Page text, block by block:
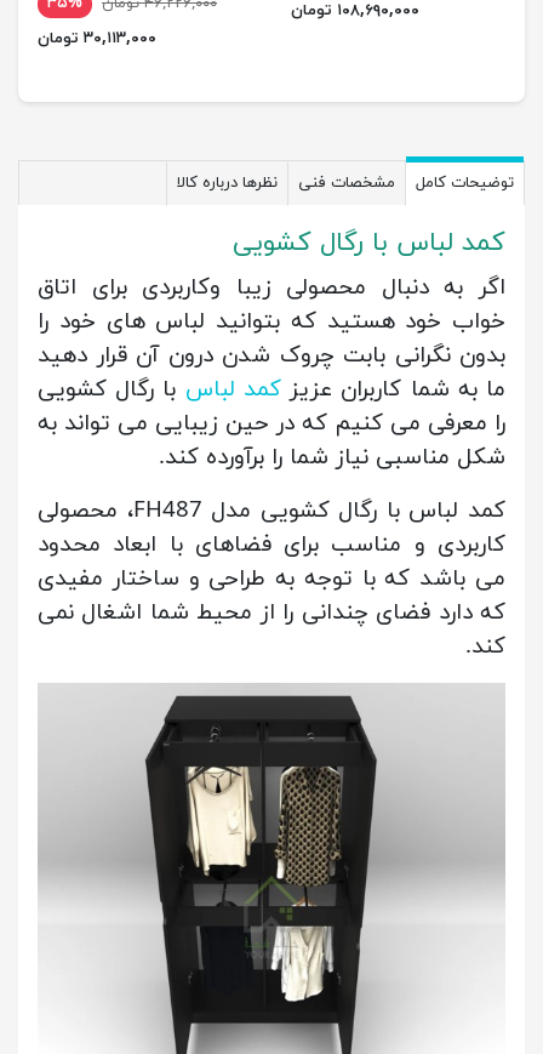
۱۰۸,۶۹۰,۰۰۰ تومان
۳۰,۱۱۳,۰۰۰ تومان
توضیحات کامل مشخصات فنی نظرها درباره کالا
کمد لباس با رگال کشویی
اگر به دنبال محصولی زیبا وکاربردی برای اتاق
خواب خود هستید که بتوانید لباس های خود را
بدون نگرانی بابت چروک شدن درون آن قرار دهید
ما به شما کاربران عزیزکمد لباس با رگال کشویی
را معرفی می کنیم که در حین زیبایی می تواند به
شکل مناسبی نیاز شما را برآورده کند.
کمد لباس با رگال کشویی مدل FH487، محصولی
کاربردی و مناسب برای فضاهای با ابعاد محدود
می باشد که با توجه به طراحی و ساختار مفیدی
که دارد فضای چندانی را از محیط شما اشغال نمی
کند.